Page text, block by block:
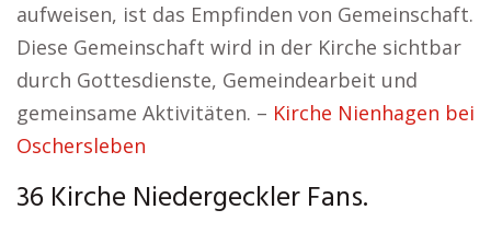
aufweisen, ist das Empfinden von Gemeinschaft.
Diese Gemeinschaft wird in der Kirche sichtbar
durch Gottesdienste, Gemeindearbeit und
gemeinsame Aktivitäten. – Kirche Nienhagen bei
Oschersleben
36 Kirche Niedergeckler Fans.